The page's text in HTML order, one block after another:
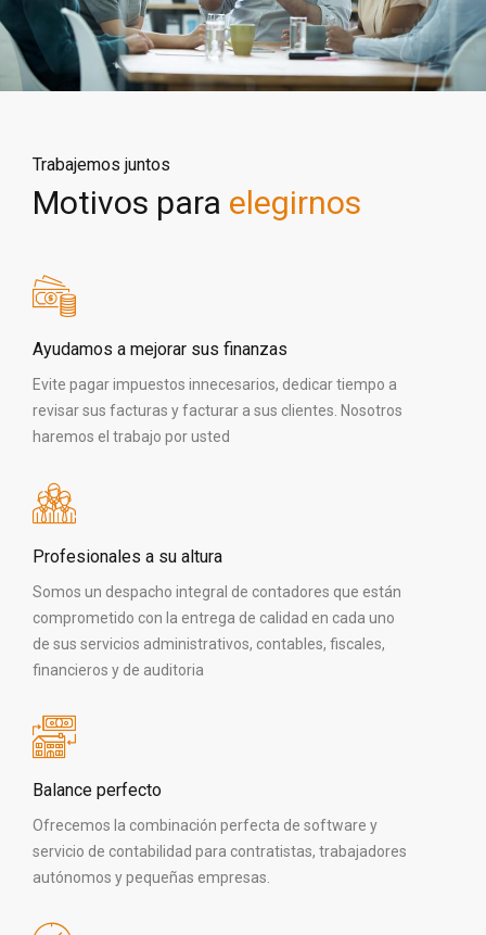
Trabajemos juntos
Motivos para elegirnos
Ayudamos a mejorar sus finanzas
Evite pagar impuestos innecesarios, dedicar tiempo a
revisar sus facturas y facturar a sus clientes. Nosotros
haremos el trabajo por usted
Profesionales a su altura
Somos un despacho integral de contadores que están
comprometido con la entrega de calidad en cada uno
de sus servicios administrativos, contables, fiscales,
financieros y de auditoria
Balance perfecto
Ofrecemos la combinación perfecta de software y
servicio de contabilidad para contratistas, trabajadores
autónomos y pequeñas empresas.